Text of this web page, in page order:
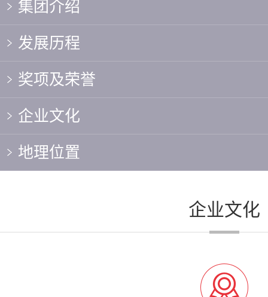
集团介绍
发展历程
奖项及荣誉
企业文化
地理位置
企业文化